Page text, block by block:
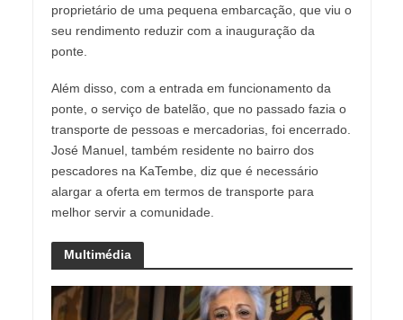
proprietário de uma pequena embarcação, que viu o
seu rendimento reduzir com a inauguração da
ponte.
Além disso, com a entrada em funcionamento da
ponte, o serviço de batelão, que no passado fazia o
transporte de pessoas e mercadorias, foi encerrado.
José Manuel, também residente no bairro dos
pescadores na KaTembe, diz que é necessário
alargar a oferta em termos de transporte para
melhor servir a comunidade.
Multimédia